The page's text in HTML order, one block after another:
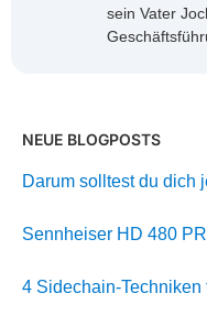
sein Vater
NEUE BLOGPOSTS
Darum solltest du dich
Sennheiser HD 480
4 Sidechain-